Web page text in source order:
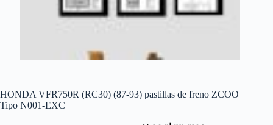
HONDA VFR750R (RC30) (87-93) pastillas de freno ZCOO
Tipo N001-EXC